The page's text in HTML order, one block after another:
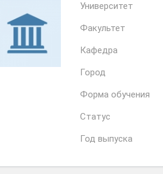
Университет
Факультет
Кафедра
Город
Форма обучения
Статус
Год выпуска